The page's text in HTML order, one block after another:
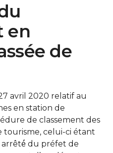
en
de
avril 2020 relatif au
en station de
de classement des
tourisme, celui-ci étant
arrêté́ du préfet de